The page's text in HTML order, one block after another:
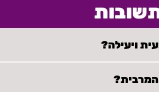
ויעילה?
המרבית?